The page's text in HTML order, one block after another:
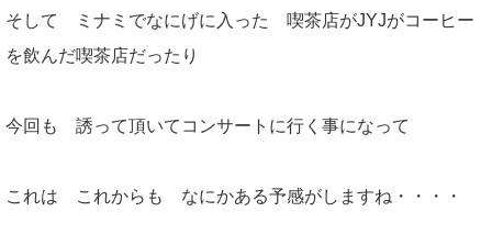
そして ミナミでなにげに入った 喫茶店がJYJがコーヒー
を飲んだ喫茶店だったり
今回も 誘って頂いてコンサートに行く事になって
これは これからも なにかある予感がしますね・・・・